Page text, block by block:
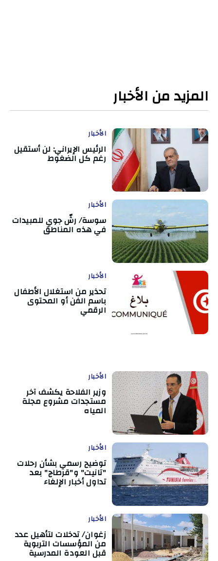
المزيد من الأخبار
الأخبار
الرئيس الإيراني: لن أستقيل
رغم كل الضغوط
الأخبار
سوسة/ رشّ جوي للمبيدات
في هذه المناطق
الأخبار
تحذير من استغلال الأطفال
باسم الفن أو المحتوى
الرقمي
الأخبار
وزير الفلاحة يكشف آخر
مستجدات مشروع مجلة
المياه
الأخبار
توضيح رسمي بشأن رحلات
"تانيت" و"قرطاج" بعد
تداول أخبار الإلغاء
الأخبار
زغوان/ تدخلات لتأهيل عدد
من المؤسسات التربوية
قبل العودة المدرسية